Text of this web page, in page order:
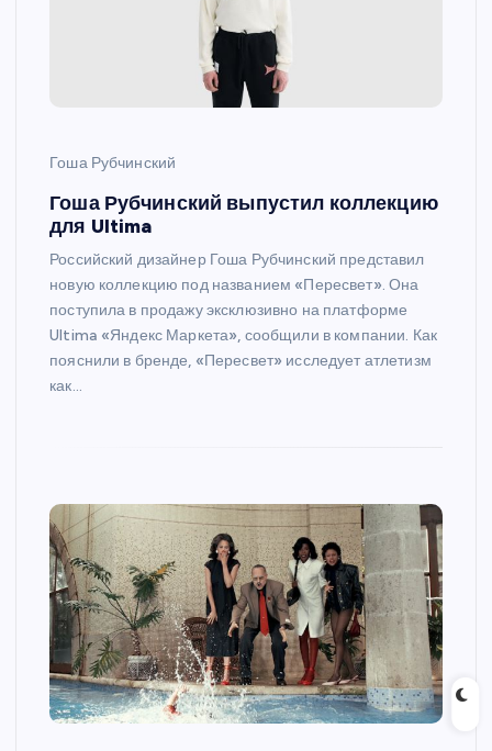
Гоша Рубчинский
Гоша Рубчинский выпустил коллекцию
для Ultima
Российский дизайнер Гоша Рубчинский представил
новую коллекцию под названием «Пересвет». Она
поступила в продажу эксклюзивно на платформе
Ultima «Яндекс Маркета», сообщили в компании. Как
пояснили в бренде, «Пересвет» исследует атлетизм
как…